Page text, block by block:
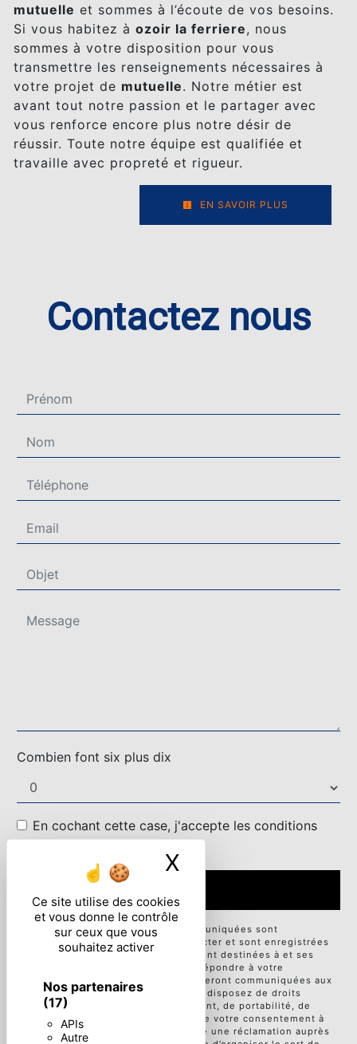
Ce site utilise des cookies
et vous donne le contrôle
sur ceux que vous
souhaitez activer
Nos partenaires
(17)
APIs
Autre
X Masquer le
mutuelle et sommes à l’écoute de vos besoins.
Si vous habitez à ozoir la ferriere, nous
sommes à votre disposition pour vous
transmettre les renseignements nécessaires à
votre projet de mutuelle. Notre métier est
avant tout notre passion et le partager avec
vous renforce encore plus notre désir de
réussir. Toute notre équipe est qualifiée et
travaille avec propreté et rigueur.
EN SAVOIR PLUS
Contactez nous
Combien font six plus dix
En cochant cette case, j'accepte les conditions
particulières ci-dessous **
** Les données personnelles communiquées sont
nécessaires aux fins de vous contacter et sont enregistrées
dans un fichier informatisé. Elles sont destinées à et ses
sous-traitants dans le seul but de répondre à votre
message. Les données collectées seront communiquées aux
seuls destinataires suivants: . Vous disposez de droits
d’accès, de rectification, d’effacement, de portabilité, de
limitation, d’opposition, de retrait de votre consentement à
tout moment et du droit d’introduire une réclamation auprès